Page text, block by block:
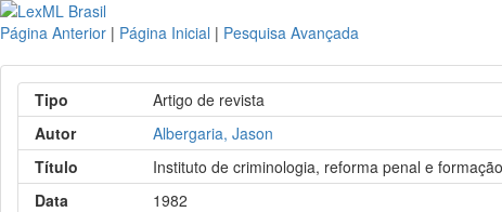
Página Anterior | Página Inicial | Pesquisa Avançada
Tipo
Artigo de revista
Autor
Albergaria, Jason
Título
Instituto de criminologia, reforma penal e
Data
1982